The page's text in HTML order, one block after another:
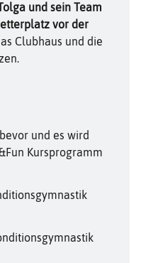
und sein Team
vor der
Clubhaus und die
und es wird
Kursprogramm